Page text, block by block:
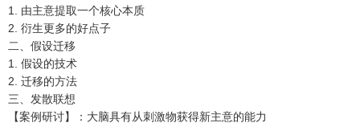
1. 由主意提取一个核心本质
2. 衍生更多的好点子
二、假设迁移
1. 假设的技术
2. 迁移的方法
三、发散联想
【案例研讨】：大脑具有从刺激物获得新主意的能力